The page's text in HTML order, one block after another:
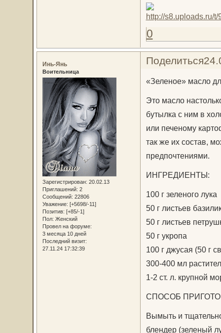
0
Поделиться
Инь-Янь
Воительница
Зарегистрирован: 20.02.13
Приглашений: 2
Сообщений: 22806
Уважение: [+5698/-11]
Позитив: [+85/-1]
Пол: Женский
Провел на форуме:
3 месяца 10 дней
Последний визит:
27.11.24 17:32:39
«Зеленое» масло
Это масло
бутылка с ним в
или печеному
так же их состав,
предпочтениями.
ИНГРЕДИЕНТЫ:
100 г зеленого лука
50 г листьев
50 г листьев
50 г укропа
100 г джусая (50 г
300-400 мл
1-2 ст. л. крупной
СПОСОБ
Вымыть и
блендер (зеленый